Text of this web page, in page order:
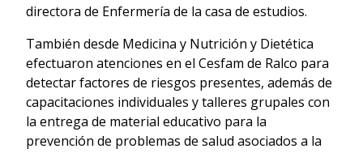
directora de Enfermería de la casa de estudios.
También desde Medicina y Nutrición y Dietética
efectuaron atenciones en el Cesfam de Ralco para
detectar factores de riesgos presentes, además de
capacitaciones individuales y talleres grupales con
la entrega de material educativo para la
prevención de problemas de salud asociados a la